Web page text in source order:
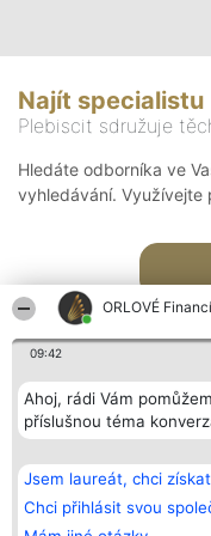
ORLOVÉ Financí
09:42
Ahoj, rádi Vám
příslušnou téma
Jsem laureát, chci
Chci přihlásit svou
Najít specialistu
Plebiscit sdružuje
Hledáte odborníka ve
vyhledávání. Využívejte
Bright Side Solutions sp. z o.
o. sp. k.
ul. Ruska 22
Wrocław 50-079